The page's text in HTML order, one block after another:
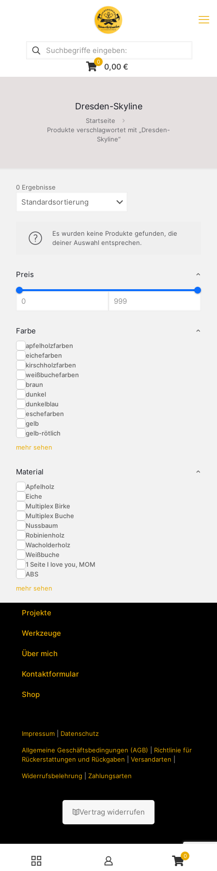
0 0,00 €
Dresden-Skyline
Startseite
Produkte verschlagwortet mit „Dresden-
Skyline“
Preis
Farbe
apfelholzfarben
eichefarben
kirschholzfarben
weißbuchefarben
braun
dunkel
dunkelblau
eschefarben
gelb
gelb-rötlich
mehr sehen
Material
Apfelholz
Eiche
Multiplex Birke
Multiplex Buche
Nussbaum
Robinienholz
Wacholderholz
Weißbuche
1 Seite I love you, MOM
ABS
mehr sehen
0 Ergebnisse
Es wurden keine Produkte gefunden, die
deiner Auswahl entsprechen.
Projekte
Werkzeuge
Über mich
Kontaktformular
Shop
Impressum Datenschutz
Allgemeine Geschäftsbedingungen (AGB)
Richtlinie für
Rückerstattungen und Rückgaben
Versandarten
Widerrufsbelehrung Zahlungsarten
Vertrag widerrufen
0